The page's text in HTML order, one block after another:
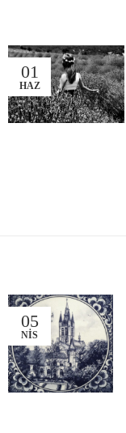
01
HAZ
05
NIS